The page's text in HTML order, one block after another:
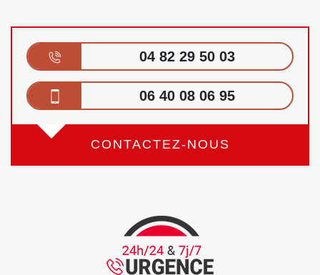
04 82 29 50 03
06 40 08 06 95
CONTACTEZ-NOUS